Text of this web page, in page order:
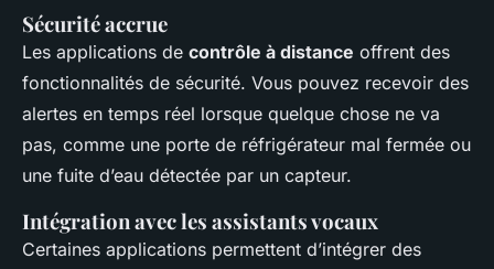
Sécurité accrue
Les applications de contrôle à distance offrent des
fonctionnalités de sécurité. Vous pouvez recevoir des
alertes en temps réel lorsque quelque chose ne va
pas, comme une porte de réfrigérateur mal fermée ou
une fuite d’eau détectée par un capteur.
Intégration avec les assistants vocaux
Certaines applications permettent d’intégrer des